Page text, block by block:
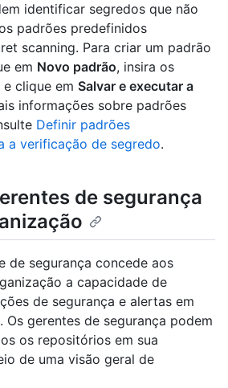
identificar segredos que não
padrões predefinidos
scanning. Para criar um padrão
em Novo padrão, insira os
clique em Salvar e executar a
informações sobre padrões
Definir padrões
a verificação de segredo.
de segurança
de segurança concede aos
a capacidade de
de segurança e alertas em
gerentes de segurança podem
os repositórios em sua
de uma visão geral de